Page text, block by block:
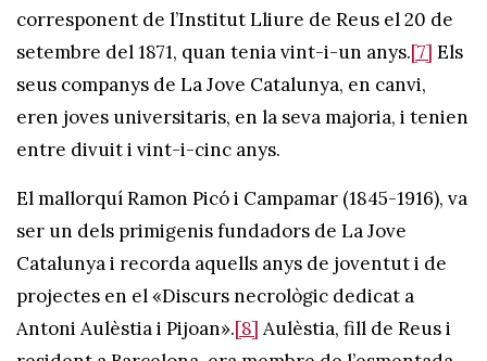
corresponent de l’Institut Lliure de Reus el 20 de
setembre del 1871, quan tenia vint-i-un anys.[7] Els
seus companys de La Jove Catalunya, en canvi,
eren joves universitaris, en la seva majoria, i tenien
entre divuit i vint-i-cinc anys.
El mallorquí Ramon Picó i Campamar (1845-1916), va
ser un dels primigenis fundadors de La Jove
Catalunya i recorda aquells anys de joventut i de
projectes en el «Discurs necrològic dedicat a
Antoni Aulèstia i Pijoan».[8] Aulèstia, fill de Reus i